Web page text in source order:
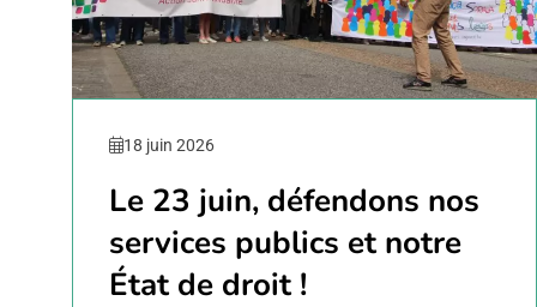
18 juin 2026
Le 23 juin, défendons nos
services publics et notre
État de droit !